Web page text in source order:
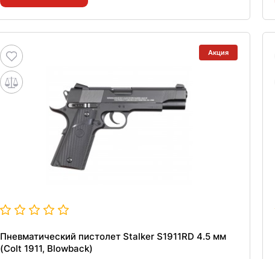
Акция
Пневматический пистолет Stalker S1911RD 4.5 мм
(Colt 1911, Blowback)